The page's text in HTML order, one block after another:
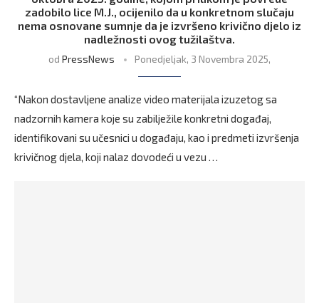
zadobilo lice M.J., ocijenilo da u konkretnom slučaju
nema osnovane sumnje da je izvršeno krivično djelo iz
nadležnosti ovog tužilaštva.
od PressNews Ponedjeljak, 3 Novembra 2025,
“Nakon dostavljene analize video materijala izuzetog sa
nadzornih kamera koje su zabilježile konkretni događaj,
identifikovani su učesnici u događaju, kao i predmeti izvršenja
krivičnog djela, koji nalaz dovodeći u vezu …